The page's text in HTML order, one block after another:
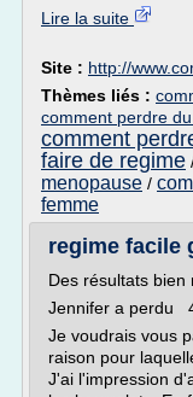
Lire la suite
Site : http://
Thèmes liés :
comment perdre
comment
faire de regime
menopause /
femme
regime facile
Des résultats bien
Jennifer a perdu
Je voudrais vous
raison pour
J'ai l'impression